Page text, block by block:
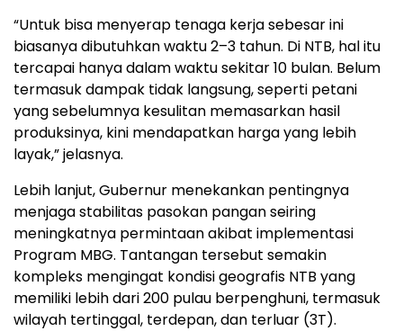
“Untuk bisa menyerap tenaga kerja sebesar ini
biasanya dibutuhkan waktu 2–3 tahun. Di NTB, hal itu
tercapai hanya dalam waktu sekitar 10 bulan. Belum
termasuk dampak tidak langsung, seperti petani
yang sebelumnya kesulitan memasarkan hasil
produksinya, kini mendapatkan harga yang lebih
layak,” jelasnya.
Lebih lanjut, Gubernur menekankan pentingnya
menjaga stabilitas pasokan pangan seiring
meningkatnya permintaan akibat implementasi
Program MBG. Tantangan tersebut semakin
kompleks mengingat kondisi geografis NTB yang
memiliki lebih dari 200 pulau berpenghuni, termasuk
wilayah tertinggal, terdepan, dan terluar (3T).